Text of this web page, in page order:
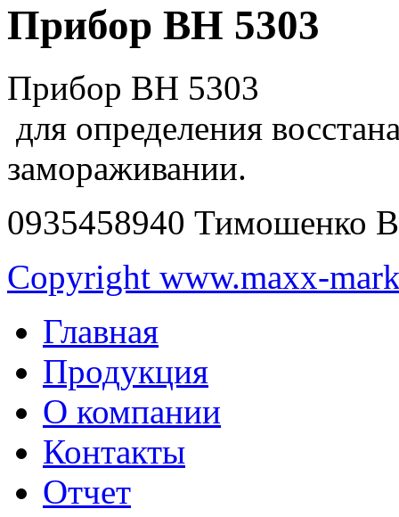
Прибор ВН 5303
Прибор ВН 5303
для определения
замораживании.
0935458940 Тимошенко
Copyright www.maxx-
Главная
Продукция
О компании
Контакты
Отчет